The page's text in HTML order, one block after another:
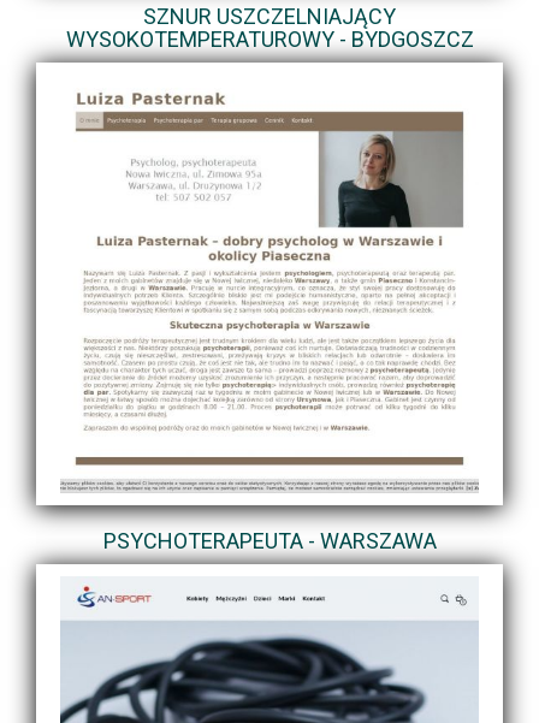
SZNUR USZCZELNIAJĄCY
WYSOKOTEMPERATUROWY - BYDGOSZCZ
PSYCHOTERAPEUTA - WARSZAWA